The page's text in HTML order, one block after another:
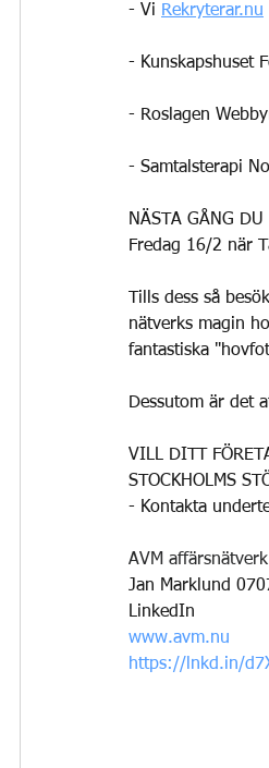
- Vi Rekryterar.nu
- Kunskapshuset
- Roslagen
- Samtalsterapi
NÄSTA GÅNG
Fredag 16/2 när
Tills dess så
nätverks magin
fantastiska
Dessutom är det
VILL DITT
STOCKHOLMS
- Kontakta
AVM affärsnätverk
Jan Marklund
LinkedIn
www.avm.nu
https://lnkd.in/